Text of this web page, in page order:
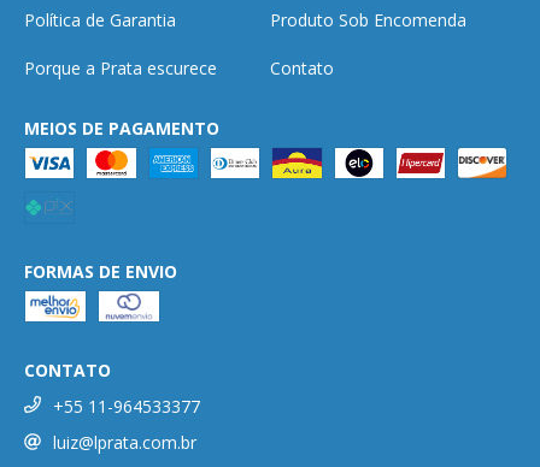
Política de Garantia Produto Sob Encomenda
Porque a Prata escurece Contato
MEIOS DE PAGAMENTO
FORMAS DE ENVIO
CONTATO
+55 11-964533377
luiz@lprata.com.br